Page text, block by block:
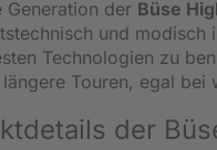
Generation der Büse
und modisch
Technologien zu
Touren, egal bei
der